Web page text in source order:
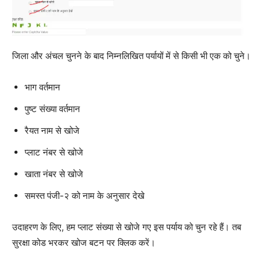
जिला और अंचल चुनने के बाद निम्नलिखित पर्यायों में से किसी भी एक को चुने।
भाग वर्तमान
पुष्ट संख्या वर्तमान
रैयत नाम से खोजे
प्लाट नंबर से खोजे
खाता नंबर से खोजे
समस्त पंजी-२ को नाम के अनुसार देखे
उदाहरण के लिए, हम प्लाट संख्या से खोजे गए इस पर्याय को चुन रहे हैं। तब
सुरक्षा कोड भरकर खोज बटन पर क्लिक करें।